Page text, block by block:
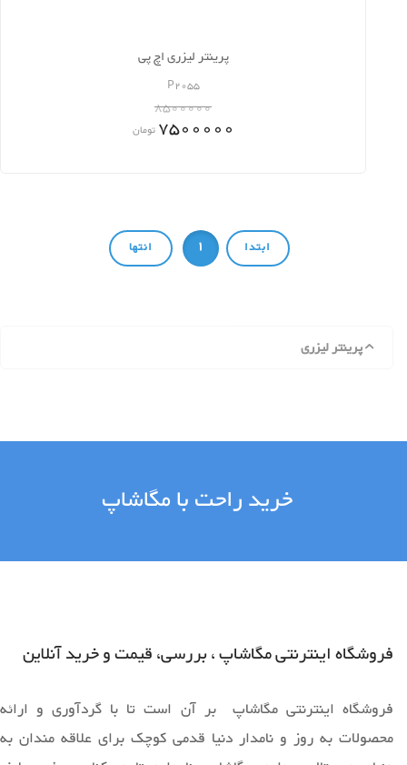
پرینتر لیزری اچ پی
P2055
8500000
7500000 تومان
1
پرینتر لیزری
خرید راحت با مگاشاپ
فروشگاه اینترنتی مگاشاپ ، بررسی، قیمت و خرید آنلاین
فروشگاه اینترنتی مگاشاپ بر آن است تا با گردآوری و ارائه
محصولات به روز و نامدار دنیا قدمی کوچک برای علاقه مندان به